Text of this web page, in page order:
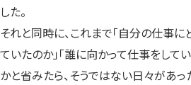
した。
それと同時に、これまで「自分の仕事
ていたのか」「誰に向かって仕事をして
かと省みたら、そうではない日々があっ